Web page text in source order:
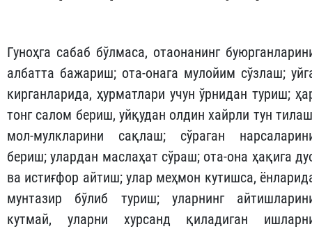
Гуноҳга сабаб бўлмаса, отаонанинг
албатта бажариш; ота-онага мулойим сўзлаш;
кирганларида, ҳурматлари учун ўрнидан туриш;
тонг салом бериш, уйқудан олдин хайрли тун
мол-мулкларини сақлаш; сўраган
бериш; улардан маслаҳат сўраш; ота-она ҳақига
ва истиғфор айтиш; улар меҳмон кутишса,
мунтазир бўлиб туриш; уларнинг
кутмай, уларни хурсанд қиладиган